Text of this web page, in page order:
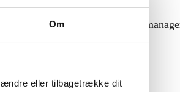
Om
eller tilbagetrække dit